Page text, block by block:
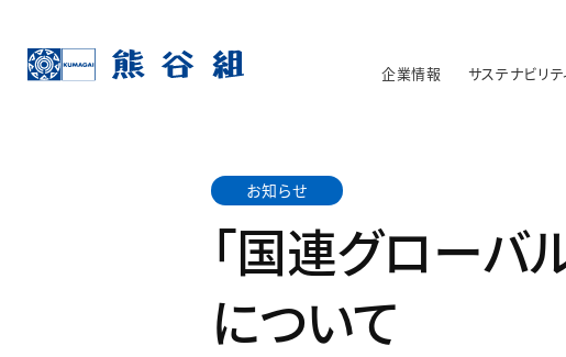
企業情報 サステナビリテ
お知らせ
「国連グローバ
について